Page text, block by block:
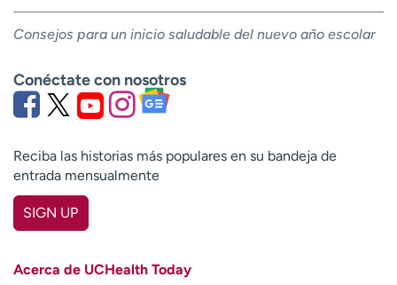
Consejos para un inicio saludable del nuevo año escolar
Conéctate con nosotros
Reciba las historias más populares en su bandeja de
entrada mensualmente
SIGN UP
Acerca de UCHealth Today